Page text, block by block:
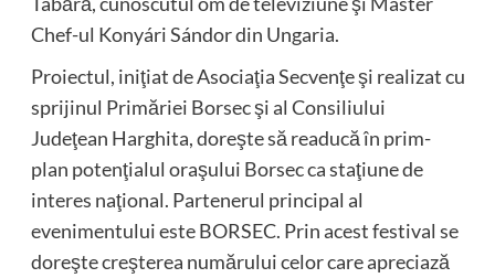
Chef-ul Konyári Sándor din Ungaria.
Proiectul, iniţiat de Asociaţia Secvenţe şi realizat cu
sprijinul Primăriei Borsec şi al Consiliului
Judeţean Harghita, doreşte să readucă în prim-
plan potenţialul oraşului Borsec ca staţiune de
interes naţional. Partenerul principal al
evenimentului este BORSEC. Prin acest festival se
doreşte creşterea numărului celor care apreciază